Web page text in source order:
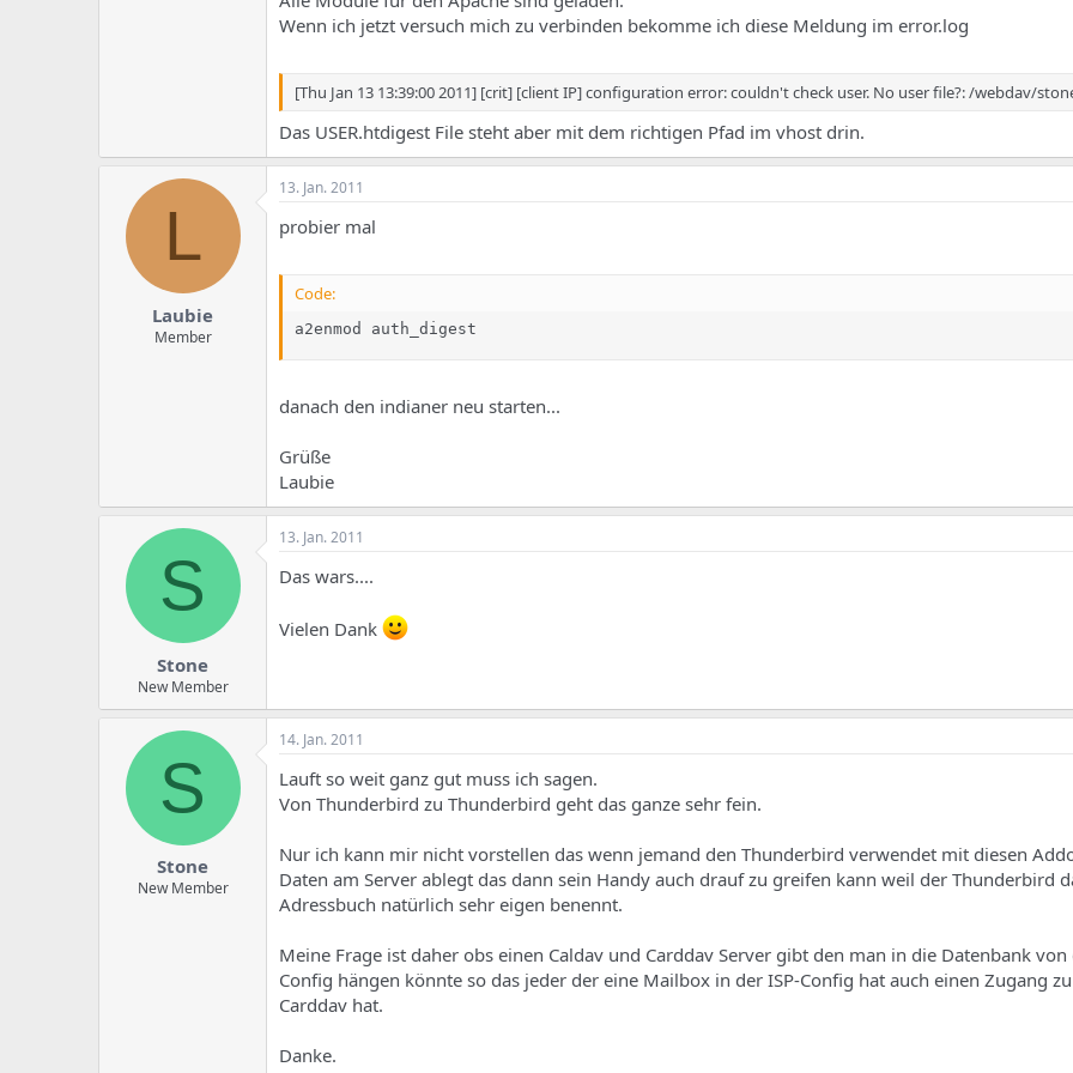
Wenn ich jetzt versuch mich zu verbinden bekomme ich diese Meldung im error.log
[Thu Jan 13 13:39:00 2011] [crit] [client IP] configuration error: couldn't check user. No user file?: /webdav/
Das USER.htdigest File steht aber mit dem richtigen Pfad im vhost drin.
L
Laubie
Member
13. Jan. 2011
probier mal
Code:
a2enmod auth_digest
danach den indianer neu starten...
Grüße
Laubie
S
Stone
New Member
13. Jan. 2011
Das wars....
Vielen Dank
S
Stone
New Member
14. Jan. 2011
Lauft so weit ganz gut muss ich sagen.
Von Thunderbird zu Thunderbird geht das ganze sehr fein.
Nur ich kann mir nicht vorstellen das wenn jemand den Thunderbird verwendet mit diesen
Daten am Server ablegt das dann sein Handy auch drauf zu greifen kann weil der Thunderbird
Adressbuch natürlich sehr eigen benennt.
Meine Frage ist daher obs einen Caldav und Carddav Server gibt den man in die Datenbank von
Config hängen könnte so das jeder der eine Mailbox in der ISP-Config hat auch einen Zugang
Carddav hat.
Danke.